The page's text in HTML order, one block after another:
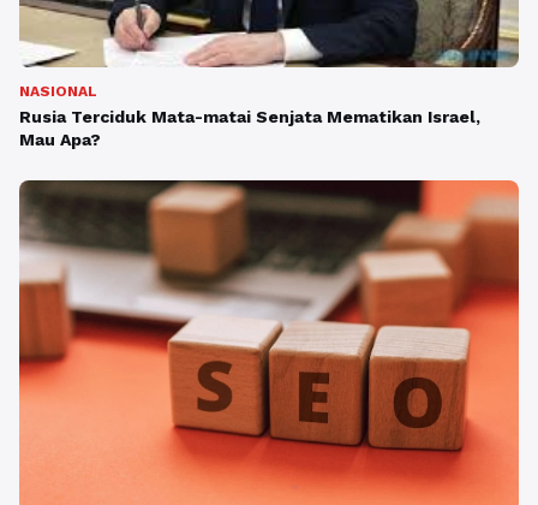
NASIONAL
Rusia Terciduk Mata-matai Senjata Mematikan Israel,
Mau Apa?